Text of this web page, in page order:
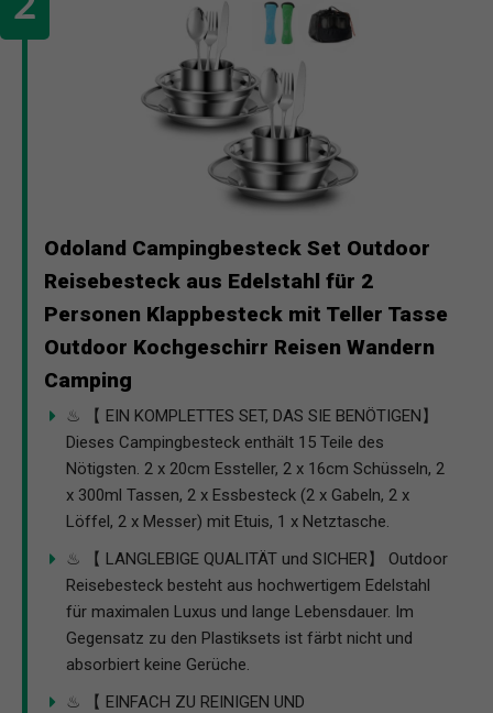
Odoland Campingbesteck Set Outdoor
Reisebesteck aus Edelstahl für 2
Personen Klappbesteck mit Teller Tasse
Outdoor Kochgeschirr Reisen Wandern
Camping
♨ 【 EIN KOMPLETTES SET, DAS SIE BENÖTIGEN】
Dieses Campingbesteck enthält 15 Teile des
Nötigsten. 2 x 20cm Essteller, 2 x 16cm Schüsseln, 2
x 300ml Tassen, 2 x Essbesteck (2 x Gabeln, 2 x
Löffel, 2 x Messer) mit Etuis, 1 x Netztasche.
♨ 【 LANGLEBIGE QUALITÄT und SICHER】 Outdoor
Reisebesteck besteht aus hochwertigem Edelstahl
für maximalen Luxus und lange Lebensdauer. Im
Gegensatz zu den Plastiksets ist färbt nicht und
absorbiert keine Gerüche.
♨ 【 EINFACH ZU REINIGEN UND